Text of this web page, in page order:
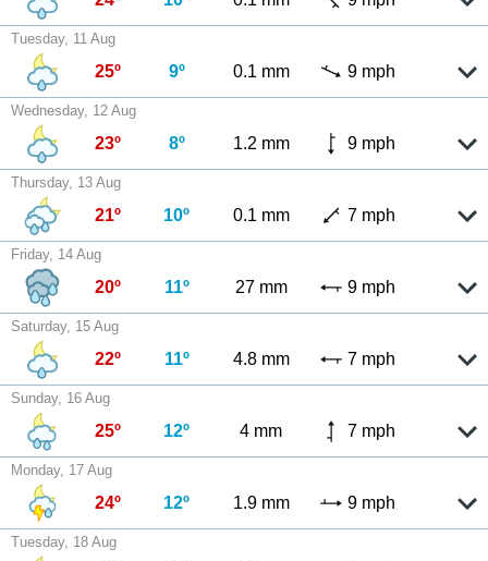
Tuesday, 11 Aug
25º 9º 0.1 mm 9 mph
Wednesday, 12 Aug
23º 8º 1.2 mm 9 mph
Thursday, 13 Aug
21º 10º 0.1 mm 7 mph
Friday, 14 Aug
20º 11º 27 mm 9 mph
Saturday, 15 Aug
22º 11º 4.8 mm 7 mph
Sunday, 16 Aug
25º 12º 4 mm 7 mph
Monday, 17 Aug
24º 12º 1.9 mm 9 mph
Tuesday, 18 Aug